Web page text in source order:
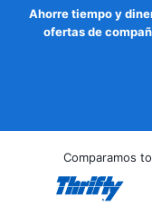
Ahorre tiempo y
ofertas de
Comparamos